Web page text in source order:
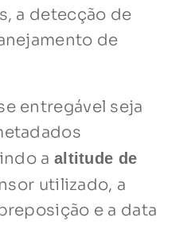
a detecção de
de
entregável seja
a altitude de
utilizado, a
e a data